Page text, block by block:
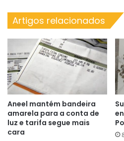
Artigos relacionados
Aneel mantém bandeira
amarela para a conta de
luz e tarifa segue mais
cara